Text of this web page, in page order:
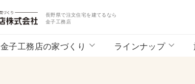
長野県で注文住宅を建てるなら
金子工務店
金子工務店の家づくり ラインナップ